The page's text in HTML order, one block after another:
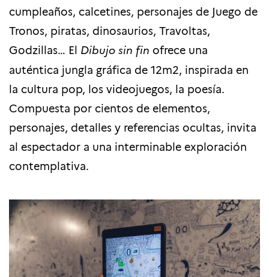
cumpleaños, calcetines, personajes de Juego de
Tronos, piratas, dinosaurios, Travoltas,
Godzillas… El Dibujo sin fin ofrece una
auténtica jungla gráfica de 12m2, inspirada en
la cultura pop, los videojuegos, la poesía.
Compuesta por cientos de elementos,
personajes, detalles y referencias ocultas, invita
al espectador a una interminable exploración
contemplativa.